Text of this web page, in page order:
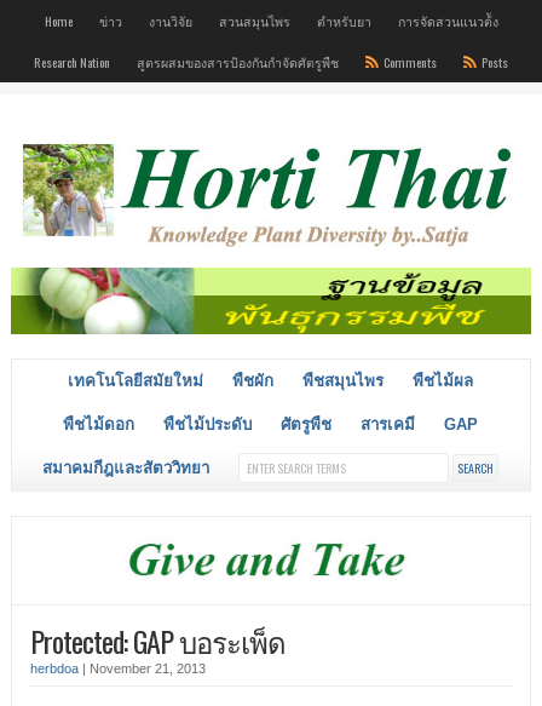
Home ข่าว งานวิจัย สวนสมุนไพร ตำหรับยา การจัดสวนแนวต้ัง
Research Nation สูตรผสมของสารป้องกันกำจัดศัตรูพืช Comments Posts
เทคโนโลยีสมัยใหม่ พืชผัก พืชสมุนไพร พืชไม้ผล
พืชไม้ดอก พืชไม้ประดับ ศัตรูพืช สารเคมี GAP
สมาคมกีฎและสัตววิทยา
Protected: GAP บอระเพ็ด
herbdoa| November 21, 2013